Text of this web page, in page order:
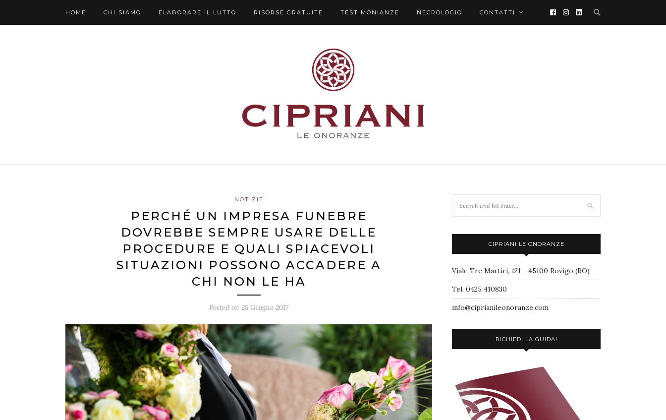
HOME CHI SIAMO ELABORARE IL LUTTO RISORSE GRATUITE TESTIMONIANZE NECROLOGIO CONTATTI
NOTIZIE
PERCHÉ UN IMPRESA FUNEBRE
DOVREBBE SEMPRE USARE DELLE
PROCEDURE E QUALI SPIACEVOLI
SITUAZIONI POSSONO ACCADERE A
CHI NON LE HA
Posted on 25 Giugno 2017
CIPRIANI LE ONORANZE
Viale Tre Martiri, 121 - 45100 Rovigo (RO)
Tel. 0425 410830
info@ciprianileonoranze.com
RICHIEDI LA GUIDA!